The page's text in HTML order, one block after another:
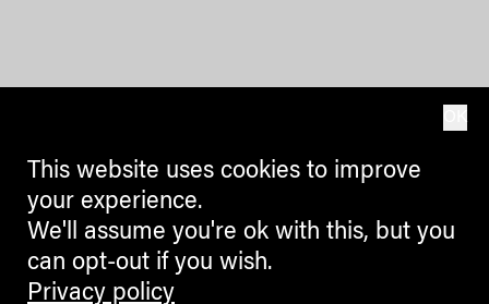
This website uses cookies to improve
your experience.
We'll assume you're ok with this, but you
can opt-out if you wish.
Privacy policy